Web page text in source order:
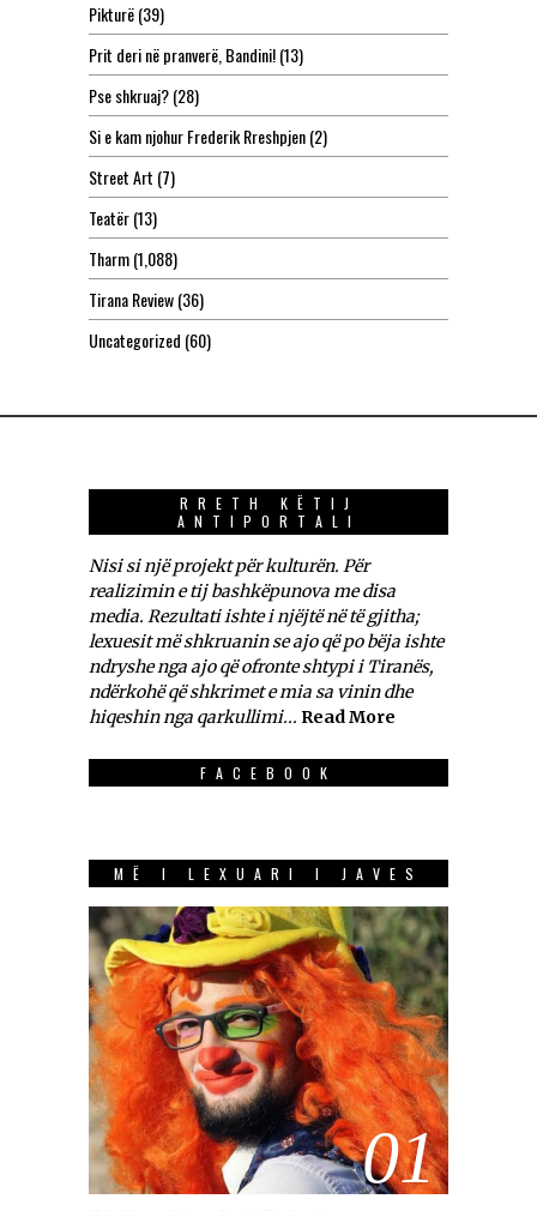
Pikturë(39)
Prit deri në pranverë, Bandini!(13)
Pse shkruaj?(28)
Si e kam njohur Frederik Rreshpjen(2)
Street Art (7)
Teatër(13)
Tharm(1,088)
Tirana Review(36)
Uncategorized (60)
RRETH KËTIJ
ANTIPORTALI
Nisi si një projekt për kulturën. Për
realizimin e tij bashkëpunova me disa
media. Rezultati ishte i njëjtë në të gjitha;
lexuesit më shkruanin se ajo që po bëja ishte
ndryshe nga ajo që ofronte shtypi i Tiranës,
ndërkohë që shkrimet e mia sa vinin dhe
hiqeshin nga qarkullimi... Read More
FACEBOOK
MË I LEXUARI I JAVES
01